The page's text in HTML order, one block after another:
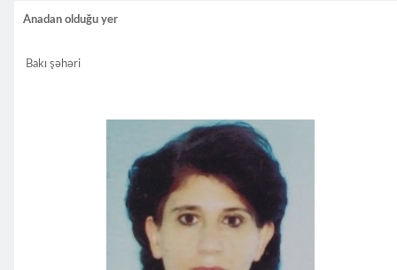
Anadan olduğu yer
Bakı şəhəri